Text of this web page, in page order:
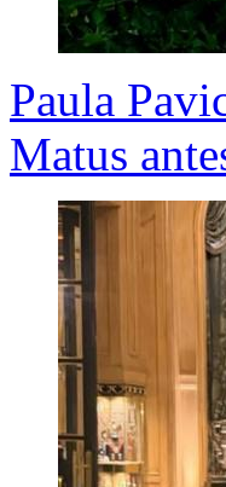
Paula
Matus